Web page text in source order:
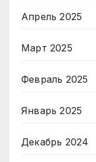
Апрель 2025
Март 2025
Февраль 2025
Январь 2025
Декабрь 2024